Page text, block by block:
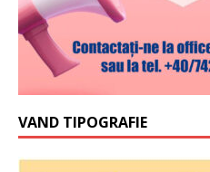
VAND TIPOGRAFIE